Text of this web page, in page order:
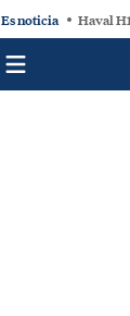
Es noticia Haval